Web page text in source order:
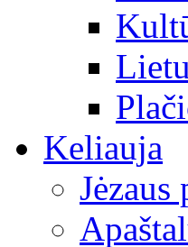
Keliauja
Jėzaus